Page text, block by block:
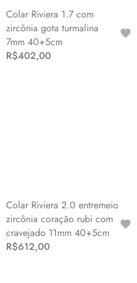
Colar Riviera 1.7 com
zircônia gota turmalina
7mm 40+5cm
R$402,00
Colar Riviera 2.0 entremeio
zircônia coração rubi com
cravejado 11mm 40+5cm
R$612,00